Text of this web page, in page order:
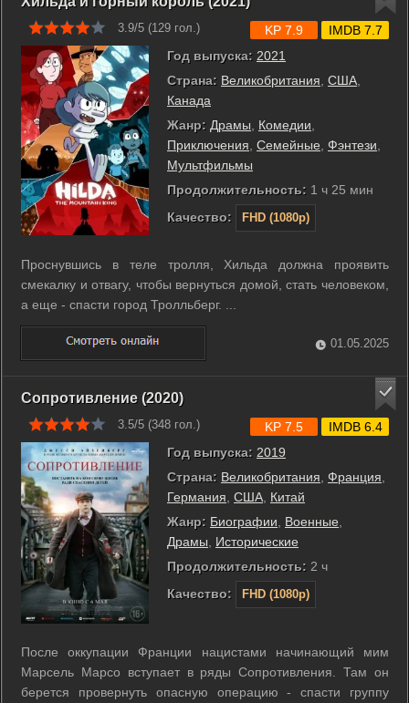
3.9/5 (129 гол.)
Год выпуска: 2021
Страна: Великобритания, США,
Канада
Жанр: Драмы, Комедии,
Приключения, Семейные, Фэнтези,
Мультфильмы
Продолжительность: 1 ч 25 мин
Качество:
FHD (1080p)
KP 7.9 IMDB 7.7
Проснувшись в теле тролля, Хильда должна проявить
смекалку и отвагу, чтобы вернуться домой, стать человеком,
а еще - спасти город Тролльберг. ...
01.05.2025
Сопротивление (2020)
3.5/5 (348 гол.)
Год выпуска: 2019
Страна: Великобритания Франция
Германия США Китай
Жанр: Биографии Военные
Драмы
Исторические
Продолжительность: 2 ч
Качество:
FHD (1080p)
KP 7.5 IMDB 6.4
После оккупации Франции нацистами начинающий мим
Марсель Марсо вступает в ряды Сопротивления. Там он
берется провернуть опасную операцию - спасти группу